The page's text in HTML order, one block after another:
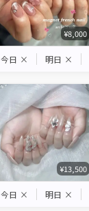
¥8,000
今日 × 明日 ×
¥13,500
今日 × 明日 ×